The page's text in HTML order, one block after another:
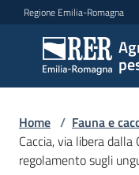
Vai al contenuto
Vai alla navigazione
Vai al footer
Regione Emilia-Romagna
caccia e
pesca
Argomenti
Home / Fauna e
Caccia, via libera
regolamento sugli